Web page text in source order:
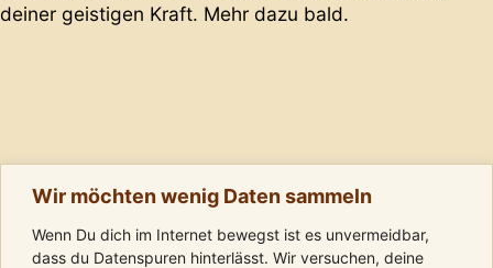
Wir möchten wenig Daten sammeln
Wenn Du dich im Internet bewegst ist es unvermeidbar,
dass du Datenspuren hinterlässt. Wir versuchen, deine
deiner geistigen Kraft. Mehr dazu bald.